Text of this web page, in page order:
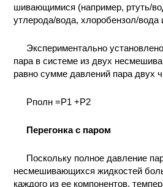
МЕТОДЫ
ХИМИЯ НА
И ХИМИЧЕСКАЯ
шивающимися (например, ртуть/
утлерода/вода, хлоробензол/
Экспериментально
пара в системе из двух
равно сумме давлений пара двух
Pполн =Р1 +P2
Перегонка с паром
Поскольку полное давление
несмешивающихся жидкостей
каждого из ее компонентов,